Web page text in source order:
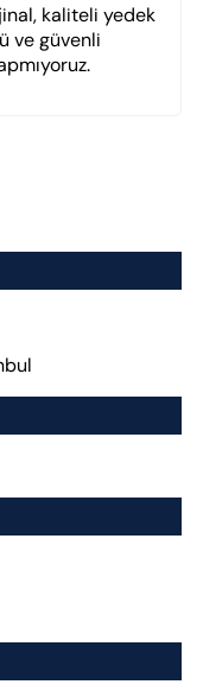
kaliteli yedek
ve güvenli